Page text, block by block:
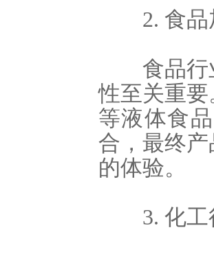
2. 食品
食品行业
性至关重
等液体食
合，最终
的体验。
3. 化工